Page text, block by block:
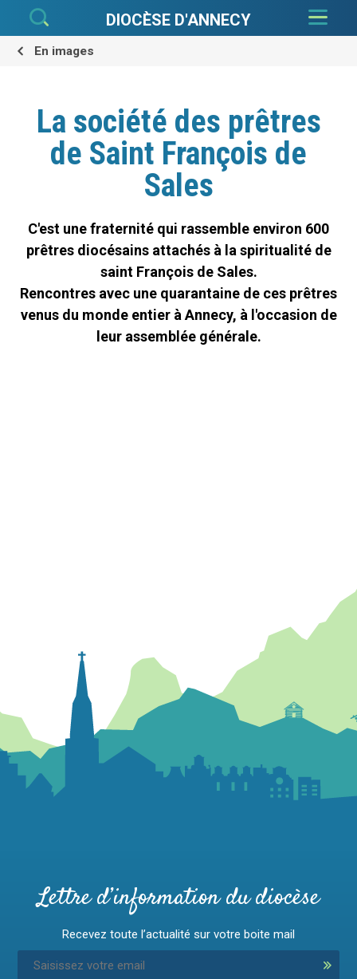
contenu.
Aller
personnels
DIOCÈSE D'ANNECY
En images
La société des prêtres
de Saint François de
Sales
C'est une fraternité qui rassemble environ 600
prêtres diocésains attachés à la spiritualité de
saint François de Sales.
Rencontres avec une quarantaine de ces prêtres
venus du monde entier à Annecy, à l'occasion de
leur assemblée générale.
Lettre d’information du diocèse
Recevez toute l’actualité sur votre boite mail